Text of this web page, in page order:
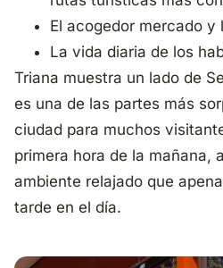
El acogedor mercado y
La vida diaria de los
Triana muestra un lado de
es una de las partes más
ciudad para muchos
primera hora de la mañana,
ambiente relajado que
tarde en el día.